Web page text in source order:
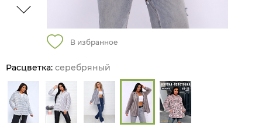
В избранное
Расцветка: серебряный